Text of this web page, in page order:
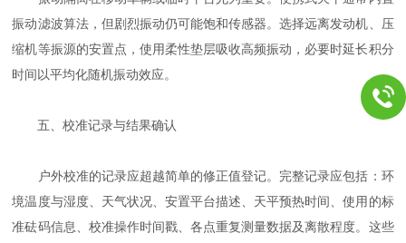
振动滤波算法，但剧烈振动仍可能饱和传感器。选择远离发动机、压
缩机等振源的安置点，使用柔性垫层吸收高频振动，必要时延长积分
时间以平均化随机振动效应。
五、校准记录与结果确认
户外校准的记录应超越简单的修正值登记。完整记录应包括：环
境温度与湿度、天气状况、安置平台描述、天平预热时间、使用的标
准砝码信息、校准操作时间戳、各点重复测量数据及离散程度。这些